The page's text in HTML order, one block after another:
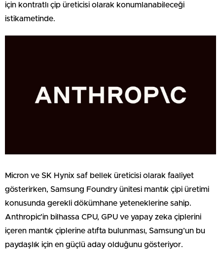
için kontratlı çip üreticisi olarak konumlanabileceği
istikametinde.
Micron ve SK Hynix saf bellek üreticisi olarak faaliyet
gösterirken, Samsung Foundry ünitesi mantık çipi üretimi
konusunda gerekli dökümhane yeteneklerine sahip.
Anthropic’in bilhassa CPU, GPU ve yapay zeka çiplerini
içeren mantık çiplerine atıfta bulunması, Samsung’un bu
paydaşlık için en güçlü aday olduğunu gösteriyor.